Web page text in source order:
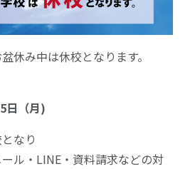
休み中は休校となります。
日（月)
なり
ル・LINE・資料請求などの対